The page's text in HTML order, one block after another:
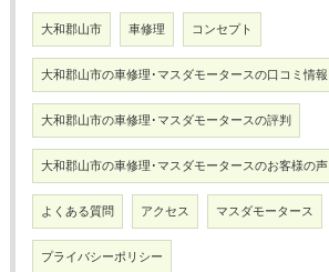
大和郡山市 車修理 コンセプト
大和郡山市の車修理･マスダモータースの口コミ情報
大和郡山市の車修理･マスダモータースの評判
大和郡山市の車修理･マスダモータースのお客様の声
よくある質問 アクセス マスダモータース
プライバシーポリシー